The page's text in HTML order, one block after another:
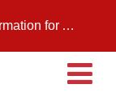
11, 2026